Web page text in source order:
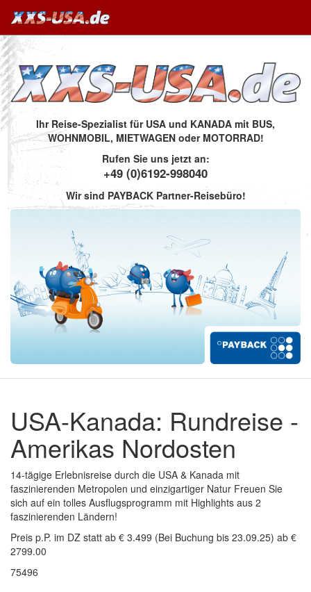
Ihr Reise-Spezialist für USA und KANADA mit BUS,
WOHNMOBIL, MIETWAGEN oder MOTORRAD!
Rufen Sie uns jetzt an:
+49 (0)6192-998040
Wir sind PAYBACK Partner-Reisebüro!
USA-Kanada: Rundreise -
Amerikas Nordosten
14-tägige Erlebnisreise durch die USA & Kanada mit
faszinierenden Metropolen und einzigartiger Natur Freuen Sie
sich auf ein tolles Ausflugsprogramm mit Highlights aus 2
faszinierenden Ländern!
Preis p.P. im DZ statt ab € 3.499 (Bei Buchung bis 23.09.25) ab €
2799.00
75496